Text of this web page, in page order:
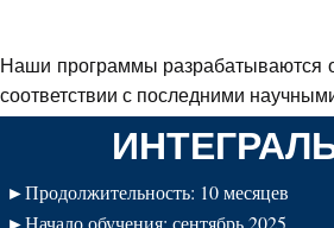
Наши программы разрабатываются
соответствии с последними
►Продолжительность: 10 месяцев
Начало обучения: сентябрь 2025